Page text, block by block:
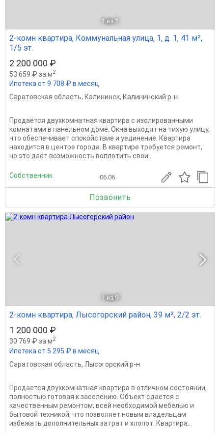
1 из 1
2-комн квартира, Коммунальная улица, 1, д. 1, 41 м²,
1/5 эт.
2 200 000 ₽
53 659 ₽ за м2
Ипотека от 9 708 ₽ в месяц
Саратовская область, Калининск, Калининский р-н
Продаётся двухкомнатная квартира с изолированными
комнатами в панельном доме. Окна выходят на тихую улицу,
что обеспечивает спокойствие и уединение. Квартира
находится в центре города. В квартире требуется ремонт,
но это даёт возможность воплотить свои...
Собственник 06.06
Позвонить
1 из 9
2-комн квартира, Лысогорский район, 39 м², 2/2 эт.
1 200 000 ₽
30 769 ₽ за м2
Ипотека от 5 295 ₽ в месяц
Саратовская область, Лысогорский р-н
Продается двухкомнатная квартира в отличном состоянии,
полностью готовая к заселению. Объект сдается с
качественным ремонтом, всей необходимой мебелью и
бытовой техникой, что позволяет новым владельцам
избежать дополнительных затрат и хлопот. Квартира...